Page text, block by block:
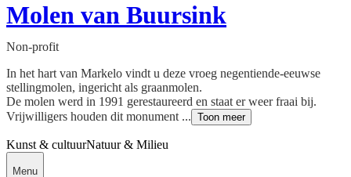
Molen van Buursink
Non-profit
In het hart van Markelo vindt u deze vroeg negentiende-eeuwse
stellingmolen, ingericht als graanmolen.
De molen werd in 1991 gerestaureerd en staat er weer fraai bij.
Vrijwilligers houden dit monument ... Toon meer
Kunst & cultuurNatuur & Milieu
Menu